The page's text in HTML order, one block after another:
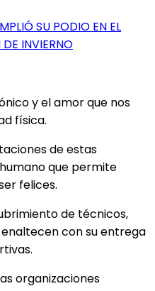
SU PODIO EN EL
INVIERNO
y el amor que nos
física.
de estas
que permite
felices.
de técnicos,
con su entrega
organizaciones